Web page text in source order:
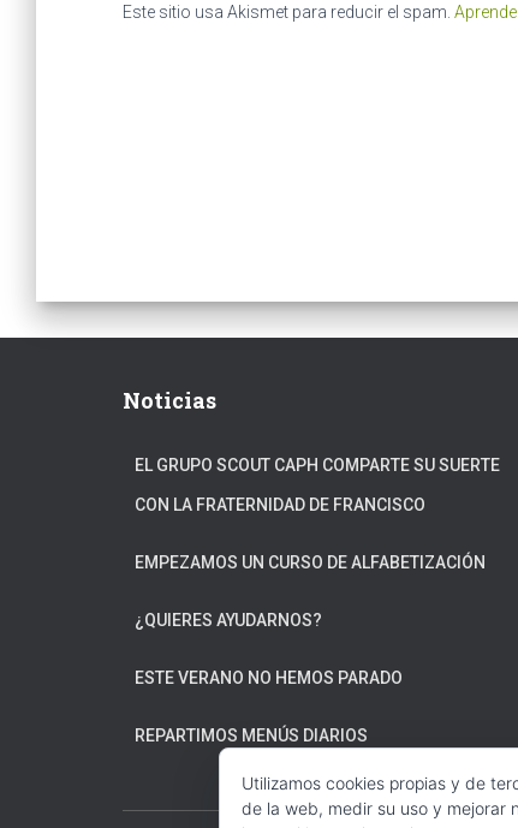
Este sitio usa Akismet para reducir el spam.
Noticias
EL GRUPO SCOUT CAPH COMPARTE SU SUERTE
CON LA FRATERNIDAD DE FRANCISCO
EMPEZAMOS UN CURSO DE ALFABETIZACIÓN
¿QUIERES AYUDARNOS?
ESTE VERANO NO HEMOS PARADO
REPARTIMOS MENÚS DIARIOS
Utilizamos cookies propias y de
de la web, medir su uso y mejorar